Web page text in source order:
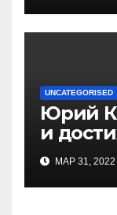
UNCATEGORISED
Юрий
и
МАР 31, 2022